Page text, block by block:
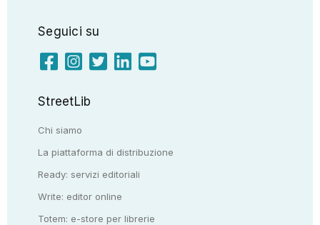
Seguici su
StreetLib
Chi siamo
La piattaforma di distribuzione
Ready: servizi editoriali
Write: editor online
Totem: e-store per librerie